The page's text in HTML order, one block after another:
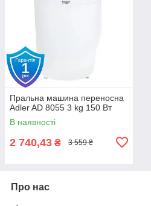
Пральна машина переносна
Adler AD 8055 3 kg 150 Вт
В наявності
2 740,43 ₴ 3 559 ₴
Про нас